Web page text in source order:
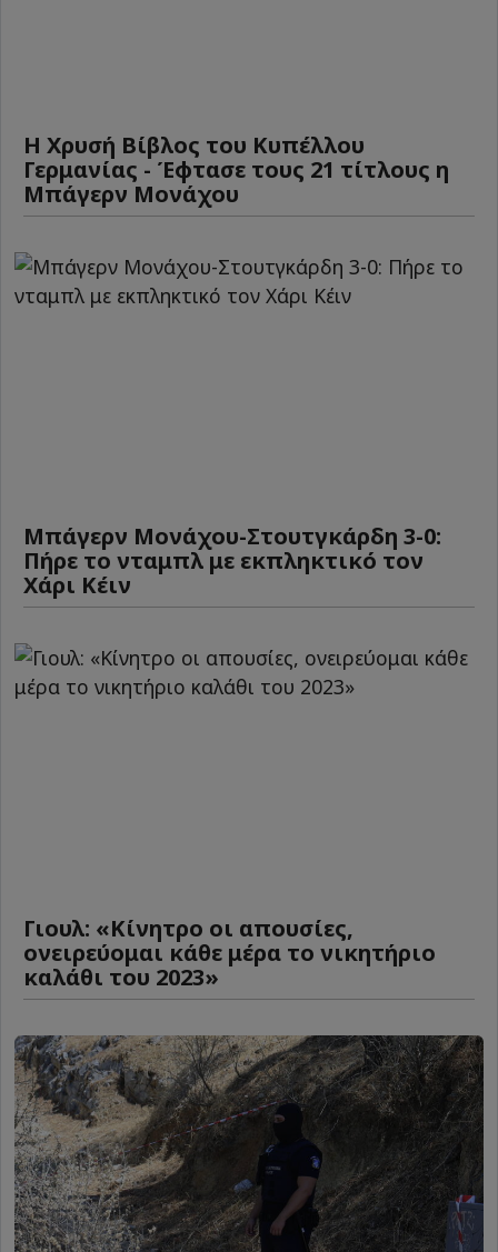
Η Χρυσή Βίβλος του Κυπέλλου
Γερμανίας - Έφτασε τους 21 τίτλους η
Μπάγερν Μονάχου
Μπάγερν Μονάχου-Στουτγκάρδη 3-0:
Πήρε το νταμπλ με εκπληκτικό τον
Χάρι Κέιν
Γιουλ: «Κίνητρο οι απουσίες,
ονειρεύομαι κάθε μέρα το νικητήριο
καλάθι του 2023»